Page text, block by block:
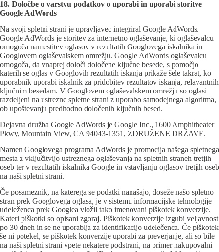
18. Določbe o varstvu podatkov o uporabi in uporabi storitve
Google AdWords
Na svoji spletni strani je upravljavec integriral Google AdWords.
Google AdWords je storitev za internetno oglaševanje, ki oglaševalcu
omogoča namestitev oglasov v rezultatih Googlovega iskalnika in
Googlovem oglaševalskem omrežju. Google AdWords oglaševalcu
omogoča, da vnaprej določi določene ključne besede, s pomočjo
katerih se oglas v Googlovih rezultatih iskanja prikaže šele takrat, ko
uporabnik uporabi iskalnik za pridobitev rezultatov iskanja, relavantnih
ključnim besedam. V Googlovem oglaševalskem omrežju so oglasi
razdeljeni na ustrezne spletne strani z uporabo samodejnega algoritma,
ob upoštevanju predhodno določenih ključnih besed.
Dejavna družba Google AdWords je Google Inc., 1600 Amphitheater
Pkwy, Mountain View, CA 94043-1351, ZDRUŽENE DRŽAVE.
Namen Googlovega programa AdWords je promocija našega spletnega
mesta z vključitvijo ustreznega oglaševanja na spletnih straneh tretjih
oseb ter v rezultatih iskalnika Google in vstavljanju oglasov tretjih oseb
na naši spletni strani.
Če posameznik, na katerega se podatki nanašajo, doseže našo spletno
stran prek Googlovega oglasa, je v sistemu informacijske tehnologije
udeleženca prek Googlea vložil tako imenovani piškotek konverzije.
Kateri piškotki so opisani zgoraj. Piškotek konverzije izgubi veljavnost
po 30 dneh in se ne uporablja za identifikacijo udelečenca. Če piškotek
še ni potekel, se piškotek konverzije uporabi za preverjanje, ali so bile
na naši spletni strani vpete nekatere podstrani, na primer nakupovalni